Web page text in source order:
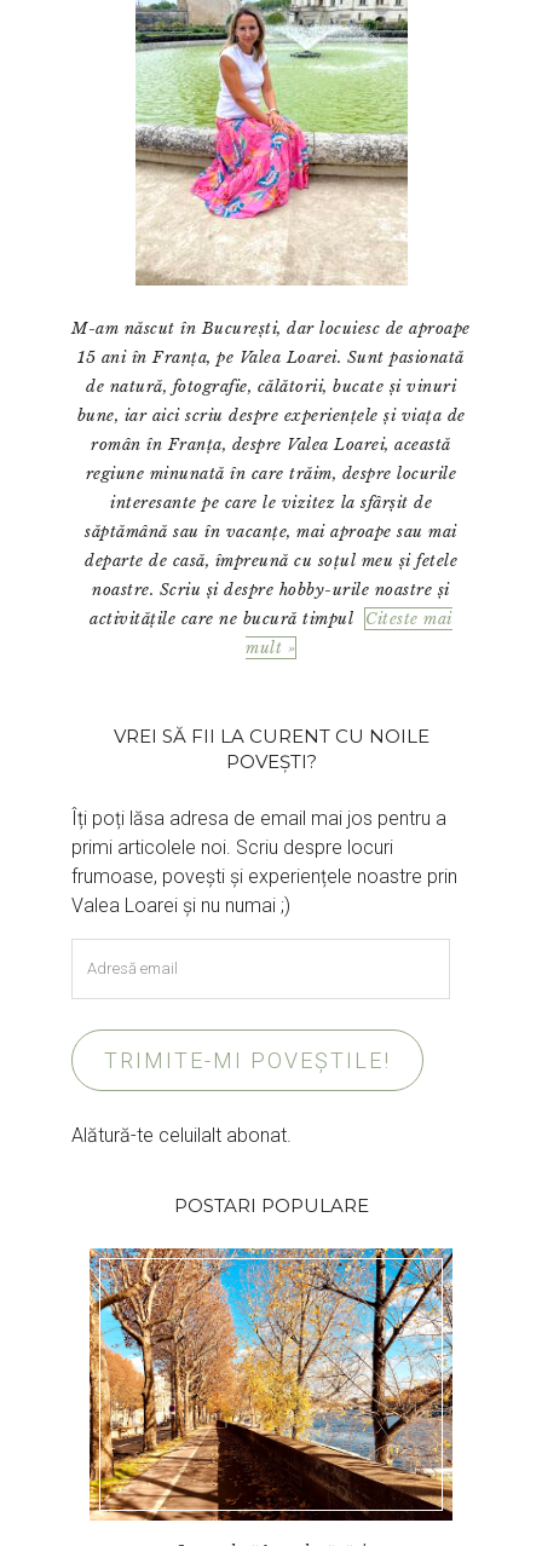
M-am născut în București, dar locuiesc de aproape
15 ani în Franța, pe Valea Loarei. Sunt pasionată
de natură, fotografie, călătorii, bucate și vinuri
bune, iar aici scriu despre experiențele și viața de
român în Franța, despre Valea Loarei, această
regiune minunată în care trăim, despre locurile
interesante pe care le vizitez la sfârșit de
săptămână sau în vacanțe, mai aproape sau mai
departe de casă, împreună cu soțul meu și fetele
noastre. Scriu și despre hobby-urile noastre și
activitățile care ne bucură timpul
Citeste mai
mult »
VREI SĂ FII LA CURENT CU NOILE
POVEȘTI?
Îți poți lăsa adresa de email mai jos pentru a
primi articolele noi. Scriu despre locuri
frumoase, povești și experiențele noastre prin
Valea Loarei și nu numai ;)
email
TRIMITE-MI POVEȘTILE!
Alătură-te celuilalt abonat.
POSTARI POPULARE